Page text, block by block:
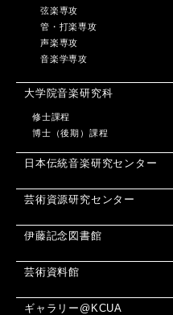
弦楽専攻
管・打楽専攻
声楽専攻
音楽学専攻
大学院音楽研究科
修士課程
博士（後期）課程
日本伝統音楽研究センター
芸術資源研究センター
伊藤記念図書館
芸術資料館
ギャラリー@KCUA